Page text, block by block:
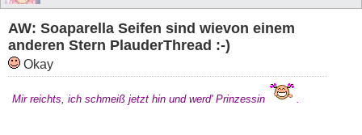
AW: Soaparella Seifen sind wievon einem
anderen Stern PlauderThread :-)
Okay
Mir reichts, ich schmeiß jetzt hin und werd' Prinzessin .